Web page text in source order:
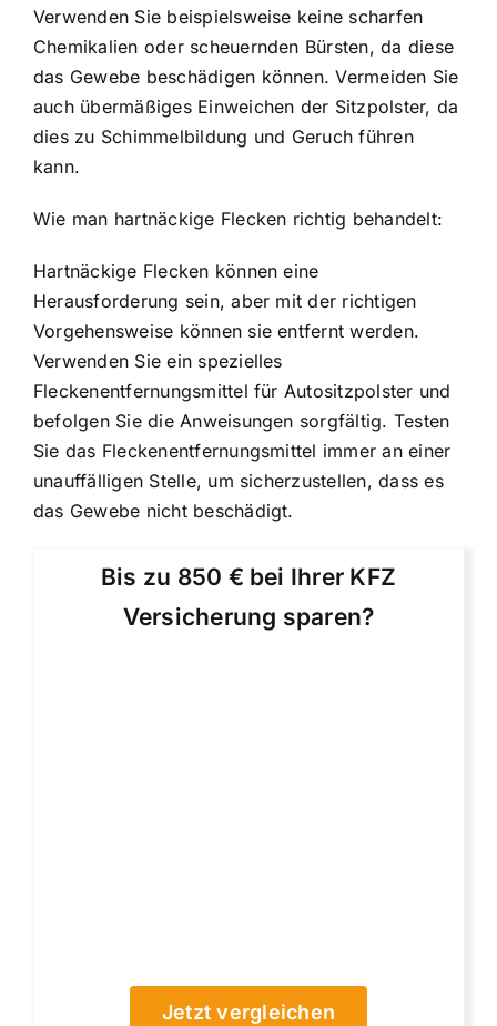
Verwenden Sie beispielsweise keine scharfen
Chemikalien oder scheuernden Bürsten, da diese
das Gewebe beschädigen können. Vermeiden Sie
auch übermäßiges Einweichen der Sitzpolster, da
dies zu Schimmelbildung und Geruch führen
kann.
Wie man hartnäckige Flecken richtig behandelt:
Hartnäckige Flecken können eine
Herausforderung sein, aber mit der richtigen
Vorgehensweise können sie entfernt werden.
Verwenden Sie ein spezielles
Fleckenentfernungsmittel für Autositzpolster und
befolgen Sie die Anweisungen sorgfältig. Testen
Sie das Fleckenentfernungsmittel immer an einer
unauffälligen Stelle, um sicherzustellen, dass es
das Gewebe nicht beschädigt.
Bis zu 850 € bei Ihrer KFZ
Versicherung sparen?
Jetzt vergleichen